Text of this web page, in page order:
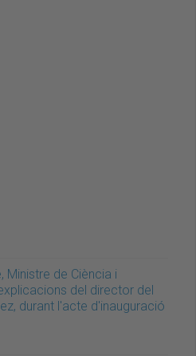
Ministre de Ciència i
del director del
durant l'acte d'inauguració